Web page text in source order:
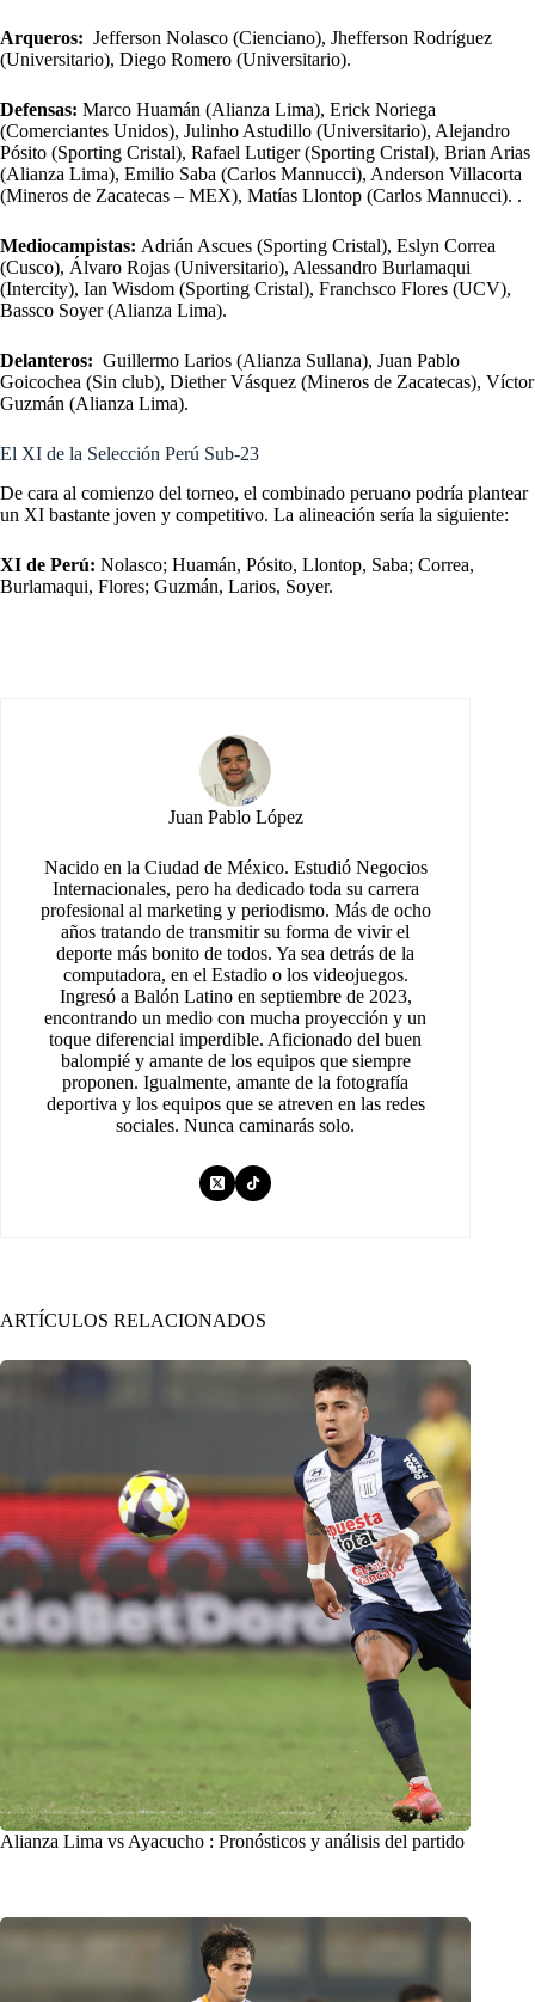
Arqueros: Jefferson Nolasco (Cienciano), Jhefferson Rodríguez
(Universitario), Diego Romero (Universitario).
Defensas: Marco Huamán (Alianza Lima), Erick Noriega
(Comerciantes Unidos), Julinho Astudillo (Universitario), Alejandro
Pósito (Sporting Cristal), Rafael Lutiger (Sporting Cristal), Brian Arias
(Alianza Lima), Emilio Saba (Carlos Mannucci), Anderson Villacorta
(Mineros de Zacatecas – MEX), Matías Llontop (Carlos Mannucci). .
Mediocampistas: Adrián Ascues (Sporting Cristal), Eslyn Correa
(Cusco), Álvaro Rojas (Universitario), Alessandro Burlamaqui
(Intercity), Ian Wisdom (Sporting Cristal), Franchsco Flores (UCV),
Bassco Soyer (Alianza Lima).
Delanteros: Guillermo Larios (Alianza Sullana), Juan Pablo
Goicochea (Sin club), Diether Vásquez (Mineros de Zacatecas), Víctor
Guzmán (Alianza Lima).
El XI de la Selección Perú Sub-23
De cara al comienzo del torneo, el combinado peruano podría plantear
un XI bastante joven y competitivo. La alineación sería la siguiente:
XI de Perú: Nolasco; Huamán, Pósito, Llontop, Saba; Correa,
Burlamaqui, Flores; Guzmán, Larios, Soyer.
Juan Pablo López
Nacido en la Ciudad de México. Estudió Negocios
Internacionales, pero ha dedicado toda su carrera
profesional al marketing y periodismo. Más de ocho
años tratando de transmitir su forma de vivir el
deporte más bonito de todos. Ya sea detrás de la
computadora, en el Estadio o los videojuegos.
Ingresó a Balón Latino en septiembre de 2023,
encontrando un medio con mucha proyección y un
toque diferencial imperdible. Aficionado del buen
balompié y amante de los equipos que siempre
proponen. Igualmente, amante de la fotografía
deportiva y los equipos que se atreven en las redes
sociales. Nunca caminarás solo.
ARTÍCULOS RELACIONADOS
Alianza Lima vs Ayacucho : Pronósticos y análisis del partido